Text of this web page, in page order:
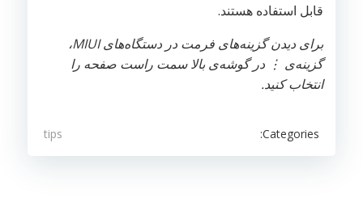
قابل استفاده هستند.
برای دیدن گزینه‌های فرمت در دستگاه‌های MIUI،
گزینه‌ی ⋮ در گوشه‌ی بالا سمت راست صفحه را
انتخاب کنید.
Categories:
tips